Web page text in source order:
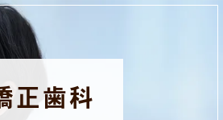
正歯科